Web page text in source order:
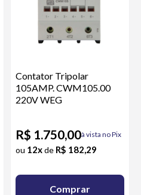
Contator Tripolar
105AMP. CWM105.00
220V WEG
R$ 1.750,00à vista no Pix
ou 12xde R$ 182,29
Comprar